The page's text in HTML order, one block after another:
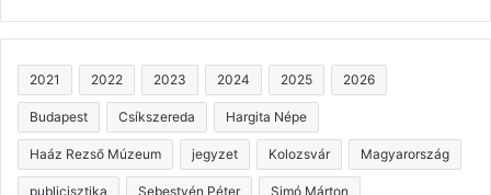
2021 2022 2023 2024 2025 2026
Budapest Csíkszereda Hargita Népe
Haáz Rezső Múzeum jegyzet Kolozsvár Magyarország
publicisztika Sebestyén Péter Simó Márton